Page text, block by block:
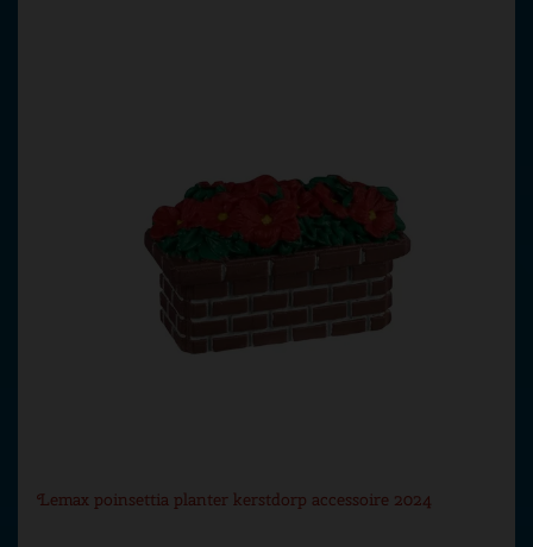
Lemax poinsettia planter kerstdorp accessoire 2024